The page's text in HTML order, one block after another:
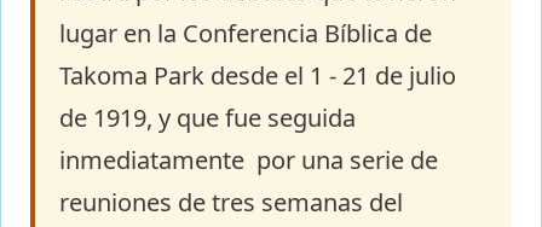
lugar en la Conferencia Bíblica de
Takoma Park desde el 1 - 21 de julio
de 1919, y que fue seguida
inmediatamente por una serie de
reuniones de tres semanas del